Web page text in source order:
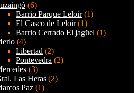
(6)
Barrio Parque Leloir(1)
El Casco de Leloir(1)
Barrio Cerrado El jagüel (1)
(4)
Libertad (2)
Pontevedra (2)
(3)
Las Heras (2)
Paz (1)